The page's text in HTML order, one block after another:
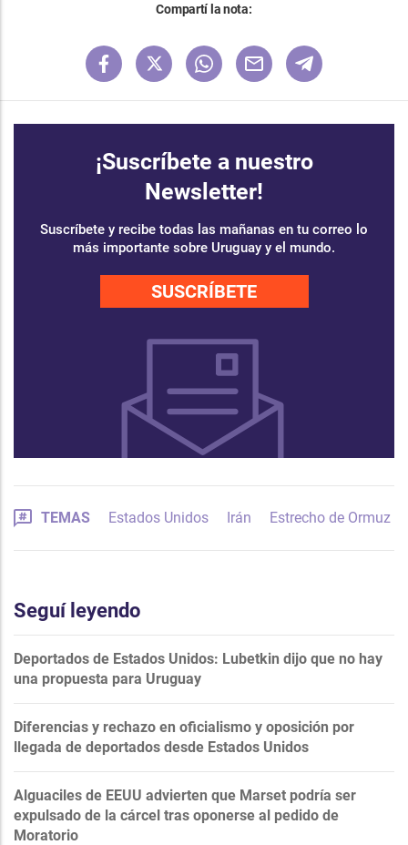
Compartí la nota:
¡Suscríbete a nuestro
Newsletter!
Suscríbete y recibe todas las mañanas en tu correo lo
más importante sobre Uruguay y el mundo.
SUSCRÍBETE
TEMAS Estados Unidos Irán Estrecho de Ormuz
Seguí leyendo
Deportados de Estados Unidos: Lubetkin dijo que no hay
una propuesta para Uruguay
Diferencias y rechazo en oficialismo y oposición por
llegada de deportados desde Estados Unidos
Alguaciles de EEUU advierten que Marset podría ser
expulsado de la cárcel tras oponerse al pedido de
Moratorio